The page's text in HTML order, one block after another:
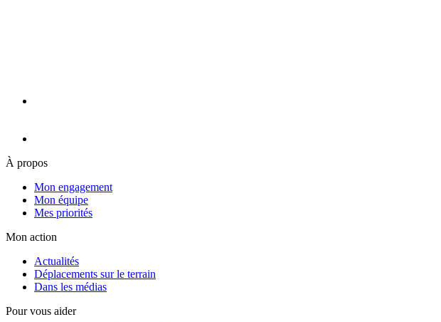
À propos
Mon engagement
Mon équipe
Mes priorités
Mon action
Actualités
Déplacements sur le terrain
Dans les médias
Pour vous aider